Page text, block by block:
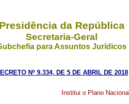
Presidência da República
Secretaria-Geral
para Assuntos Jurídicos
Nº 9.334, DE 5 DE ABRIL DE 2018
Institui o Plano